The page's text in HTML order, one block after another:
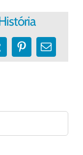
Pinterest
E-